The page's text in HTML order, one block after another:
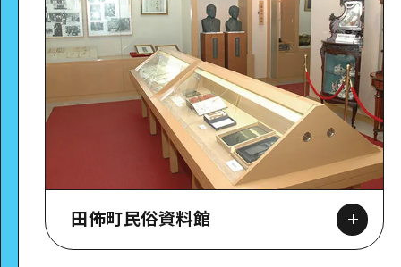
田佈町民俗資料館